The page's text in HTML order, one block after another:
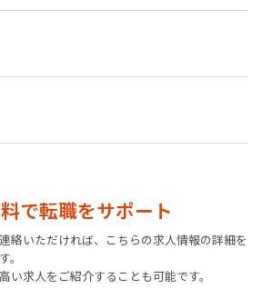
で転職をサポート
絡いただければ、こちらの求人情報の詳細を
い求人をご紹介することも可能です。